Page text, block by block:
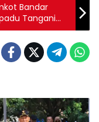
Bandar
Tangani